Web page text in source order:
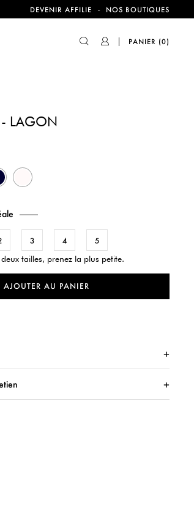
DEVENIR AFFILIE - NOS BOUTIQUES
PANIER (0)
LAGON
44 54
3 4 5
tailles, prenez la plus petite.
AJOUTER AU PANIER